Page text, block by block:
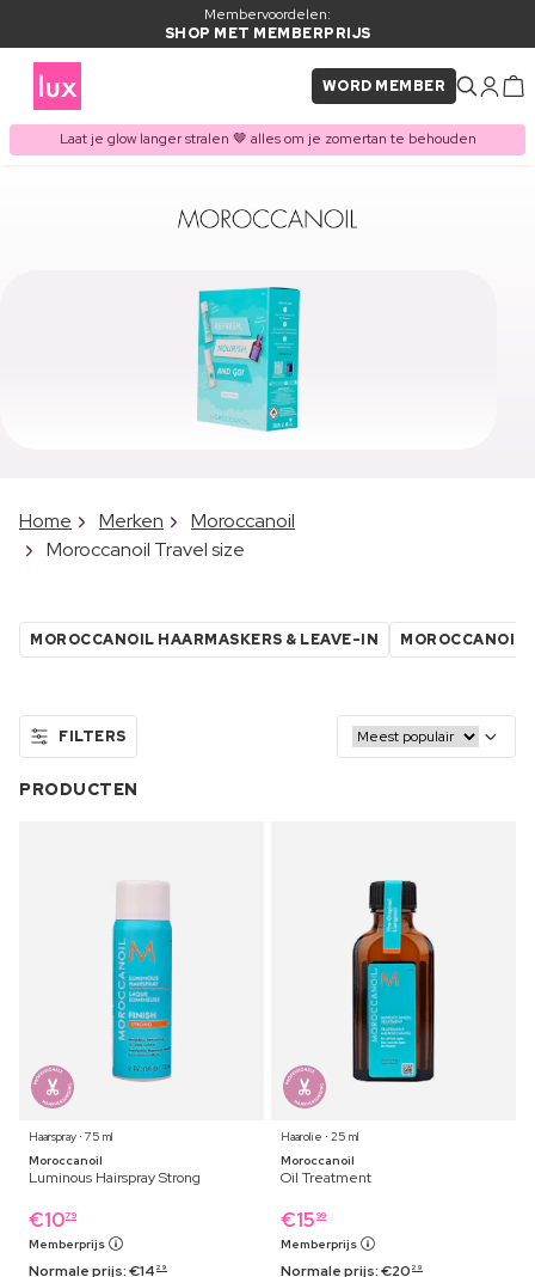
Membervoordelen:
SHOP MET MEMBERPRIJS
WORD MEMBER
Laat je glow langer stralen 🤎 alles om je zomertan te behouden
Home Merken
Moroccanoil
Moroccanoil Travel size
MOROCCANOIL HAARMASKERS & LEAVE-IN MOROCCANOIL
FILTERS
PRODUCTEN
Haarspray ⋅ 75 ml
Moroccanoil
Luminous Hairspray Strong
€1079
Memberprijs
Normale prijs:€14 29
Haarolie ⋅ 25 ml
Moroccanoil
Oil Treatment
€15 99
Memberprijs
Normale prijs:€20 29